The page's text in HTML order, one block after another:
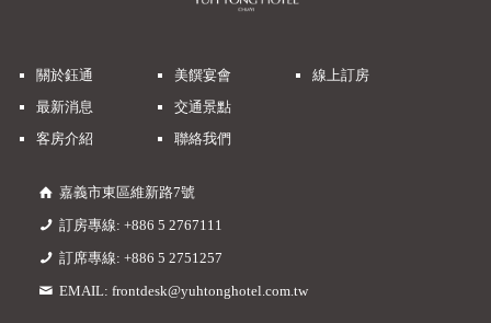
關於鈺通
最新消息
客房介紹
美饌宴會
交通景點
聯絡我們
線上訂房
嘉義市東區維新路7號
訂房專線:+886 5 2767111
訂席專線:+886 5 2751257
EMAIL:frontdesk@yuhtonghotel.com.tw